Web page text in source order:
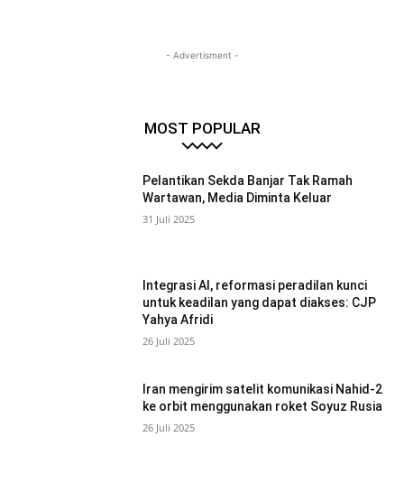
- Advertisment -
MOST POPULAR
Pelantikan Sekda Banjar Tak Ramah
Wartawan, Media Diminta Keluar
31 Juli 2025
Integrasi AI, reformasi peradilan kunci
untuk keadilan yang dapat diakses: CJP
Yahya Afridi
26 Juli 2025
Iran mengirim satelit komunikasi Nahid-2
ke orbit menggunakan roket Soyuz Rusia
26 Juli 2025